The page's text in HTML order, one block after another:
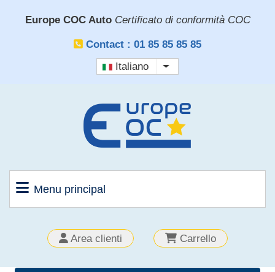
Europe COC Auto Certificato di conformità COC
Contact : 01 85 85 85 85
Italiano
Mostra ulteriori azioni
Menu principal
OUTILS
CLIENT
Area clienti Carrello